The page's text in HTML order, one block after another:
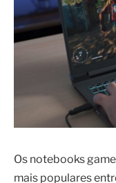
Os notebooks
mais populares